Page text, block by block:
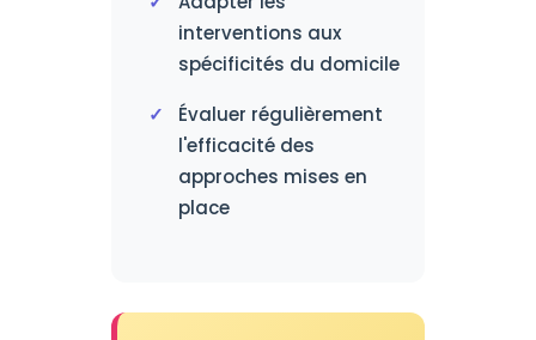
interventions aux
spécificités du domicile
Évaluer régulièrement
l'efficacité des
approches mises en
place